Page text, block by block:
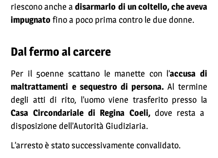
riescono anche adisarmarlo di un coltello, che aveva
impugnato fino a poco prima contro le due donne.
Dal fermo al carcere
Per il 50enne scattano le manette con l’accusa di
maltrattamenti e sequestro di persona. Al termine
degli atti di rito, l’uomo viene trasferito presso la
Casa Circondariale di Regina Coeli, dove resta a
disposizione dell’Autorità Giudiziaria.
L’arresto è stato successivamente convalidato.